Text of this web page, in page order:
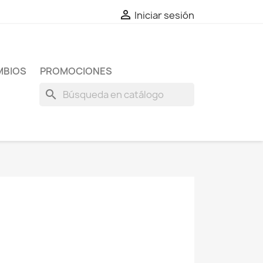
 Iniciar sesión
PROMOCIONES
search